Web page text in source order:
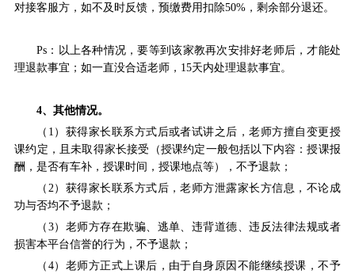
对接客服方，如不及时反馈，预缴费用扣除50%，剩余部分退还。
Ps：以上各种情况，要等到该家教再次安排好老师后，才能处
理退款事宜；如一直没合适老师，15天内处理退款事宜。
4、其他情况。
（1）获得家长联系方式后或者试讲之后，老师方擅自变更授
课约定，且未取得家长接受（授课约定一般包括以下内容：授课报
酬，是否有车补，授课时间，授课地点等），不予退款；
（2）获得家长联系方式后，老师方泄露家长方信息，不论成
功与否均不予退款；
（3）老师方存在欺骗、逃单、违背道德、违反法律法规或者
损害本平台信誉的行为，不予退款；
（4）老师方正式上课后，由于自身原因不能继续授课，不予